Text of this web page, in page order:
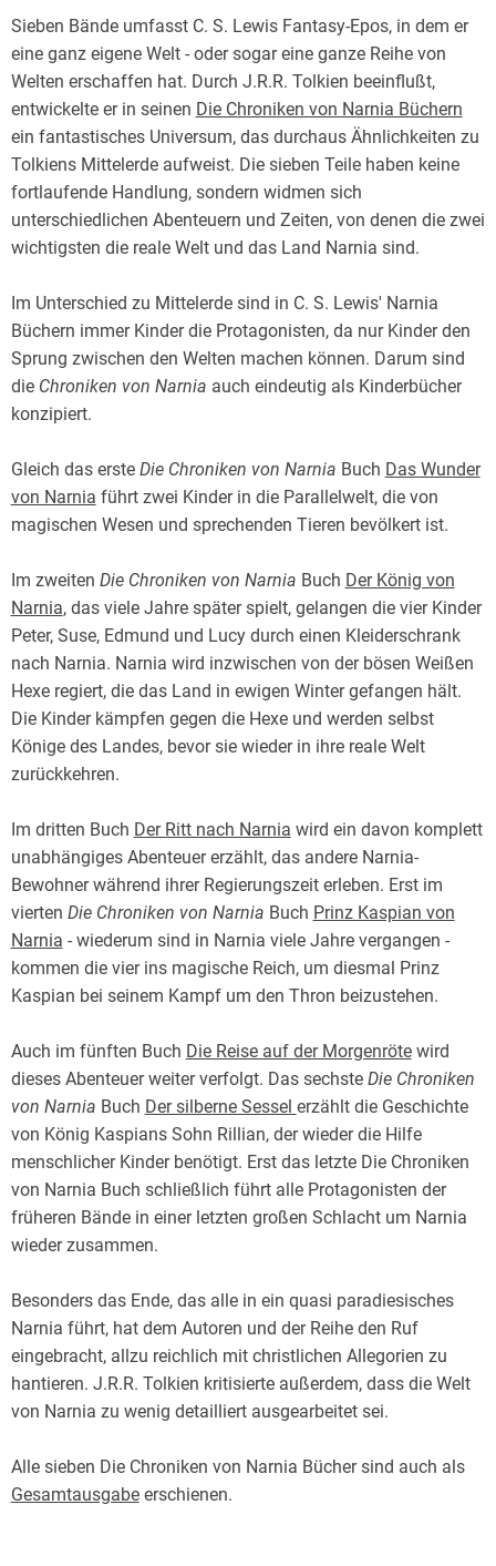
Sieben Bände umfasst C. S. Lewis Fantasy-Epos, in dem er
eine ganz eigene Welt - oder sogar eine ganze Reihe von
Welten erschaffen hat. Durch J.R.R. Tolkien beeinflußt,
entwickelte er in seinen Die Chroniken von Narnia Büchern
ein fantastisches Universum, das durchaus Ähnlichkeiten zu
Tolkiens Mittelerde aufweist. Die sieben Teile haben keine
fortlaufende Handlung, sondern widmen sich
unterschiedlichen Abenteuern und Zeiten, von denen die zwei
wichtigsten die reale Welt und das Land Narnia sind.
Im Unterschied zu Mittelerde sind in C. S. Lewis' Narnia
Büchern immer Kinder die Protagonisten, da nur Kinder den
Sprung zwischen den Welten machen können. Darum sind
die Chroniken von Narnia auch eindeutig als Kinderbücher
konzipiert.
Gleich das erste Die Chroniken von Narnia Buch Das Wunder
von Narnia führt zwei Kinder in die Parallelwelt, die von
magischen Wesen und sprechenden Tieren bevölkert ist.
Im zweiten Die Chroniken von Narnia Buch Der König von
Narnia, das viele Jahre später spielt, gelangen die vier Kinder
Peter, Suse, Edmund und Lucy durch einen Kleiderschrank
nach Narnia. Narnia wird inzwischen von der bösen Weißen
Hexe regiert, die das Land in ewigen Winter gefangen hält.
Die Kinder kämpfen gegen die Hexe und werden selbst
Könige des Landes, bevor sie wieder in ihre reale Welt
zurückkehren.
Im dritten Buch Der Ritt nach Narnia wird ein davon komplett
unabhängiges Abenteuer erzählt, das andere Narnia-
Bewohner während ihrer Regierungszeit erleben. Erst im
vierten Die Chroniken von Narnia Buch Prinz Kaspian von
Narnia - wiederum sind in Narnia viele Jahre vergangen -
kommen die vier ins magische Reich, um diesmal Prinz
Kaspian bei seinem Kampf um den Thron beizustehen.
Auch im fünften Buch Die Reise auf der Morgenrötewird
dieses Abenteuer weiter verfolgt. Das sechste Die Chroniken
von Narnia Buch Der silberne Sessel erzählt die Geschichte
von König Kaspians Sohn Rillian, der wieder die Hilfe
menschlicher Kinder benötigt. Erst das letzte Die Chroniken
von Narnia Buch schließlich führt alle Protagonisten der
früheren Bände in einer letzten großen Schlacht um Narnia
wieder zusammen.
Besonders das Ende, das alle in ein quasi paradiesisches
Narnia führt, hat dem Autoren und der Reihe den Ruf
eingebracht, allzu reichlich mit christlichen Allegorien zu
hantieren. J.R.R. Tolkien kritisierte außerdem, dass die Welt
von Narnia zu wenig detailliert ausgearbeitet sei.
Alle sieben Die Chroniken von Narnia Bücher sind auch als
Gesamtausgabeerschienen.